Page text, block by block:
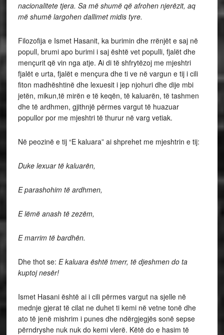
nacionalitete tjera. Sa më shumë që afrohen njerëzit, aq
më shumë largohen dallimet midis tyre.
Filozofija e Ismet Hasanit, ka burimin dhe rrënjët e saj në
popull, brumi apo burimi i saj është vet populli, fjalët dhe
mençurit që vin nga atje. Ai di të shfrytëzoj me mjeshtri
fjalët e urta, fjalët e mençura dhe ti ve në vargun e tij i cili
fiton madhështinë dhe lexuesit i jep njohuri dhe dije mbi
jetën, mikun,të mirën e të keqën, të kaluarën, të tashmen
dhe të ardhmen, gjithnjë përmes vargut të huazuar
popullor por me mjeshtri të thurur në varg vetiak.
Në peozinë e tij “E kaluara” ai shprehet me mjeshtrin e tij:
Duke lexuar të kaluarën,
E parashohim të ardhmen,
E lëmë anash të zezëm,
E marrim të bardhën.
Dhe thot se: E kaluara është tmerr, të djeshmen do ta
kuptoj nesër!
Ismet Hasani është ai i cili përmes vargut na sjelle në
mednje gjerat të cilat ne duhet ti kemi në vetne tonë dhe
ato të jenë mishrim i punes dhe ndërgjegjës sonë sepse
përndryshe nuk nuk do kemi vlerë. Këtë do e hasim të